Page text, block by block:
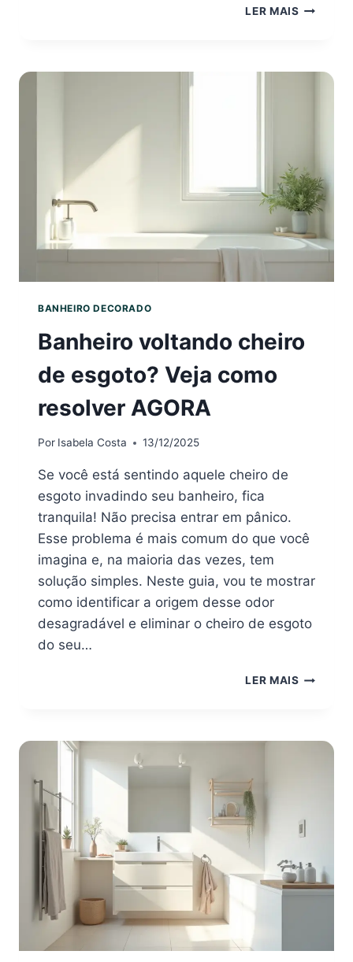
LER MAIS
GUIA
IDEAL
BANHEIRO DECORADO
Banheiro voltando cheiro
de esgoto? Veja como
resolver AGORA
Por Isabela Costa 13/12/2025
Se você está sentindo aquele cheiro de
esgoto invadindo seu banheiro, fica
tranquila! Não precisa entrar em pânico.
Esse problema é mais comum do que você
imagina e, na maioria das vezes, tem
solução simples. Neste guia, vou te mostrar
como identificar a origem desse odor
desagradável e eliminar o cheiro de esgoto
do seu…
LER MAIS